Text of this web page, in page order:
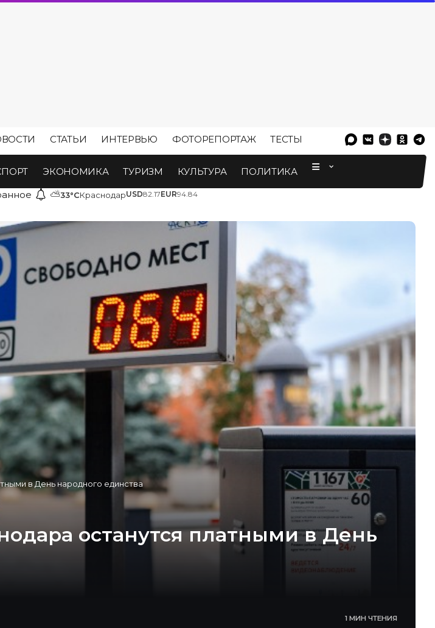
СТАТЬИ ИНТЕРВЬЮ ФОТОРЕПОРТАЖ ТЕСТЫ
ЭКОНОМИКА ТУРИЗМ КУЛЬТУРА ПОЛИТИКА
⛅33°CКраснодарUSD82.17EUR94.84
в День народного единства
останутся платными в День
1 МИН ЧТЕНИЯ